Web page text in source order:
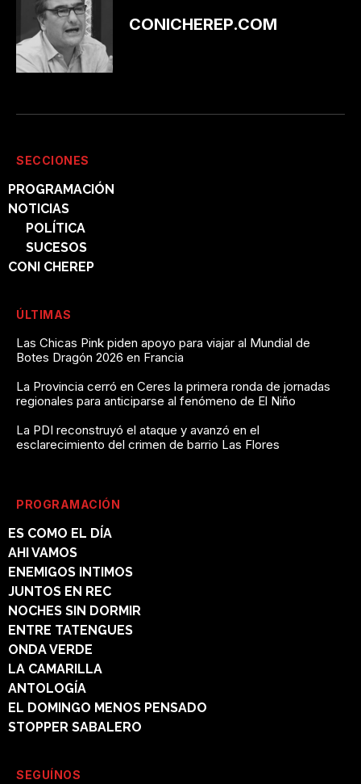
CONICHEREP.COM
SECCIONES
PROGRAMACIÓN
NOTICIAS
POLÍTICA
SUCESOS
CONI CHEREP
ÚLTIMAS
Las Chicas Pink piden apoyo para viajar al Mundial de
Botes Dragón 2026 en Francia
La Provincia cerró en Ceres la primera ronda de jornadas
regionales para anticiparse al fenómeno de El Niño
La PDI reconstruyó el ataque y avanzó en el
esclarecimiento del crimen de barrio Las Flores
PROGRAMACIÓN
ES COMO EL DÍA
AHI VAMOS
ENEMIGOS INTIMOS
JUNTOS EN REC
NOCHES SIN DORMIR
ENTRE TATENGUES
ONDA VERDE
LA CAMARILLA
ANTOLOGÍA
EL DOMINGO MENOS PENSADO
STOPPER SABALERO
SEGUÍNOS